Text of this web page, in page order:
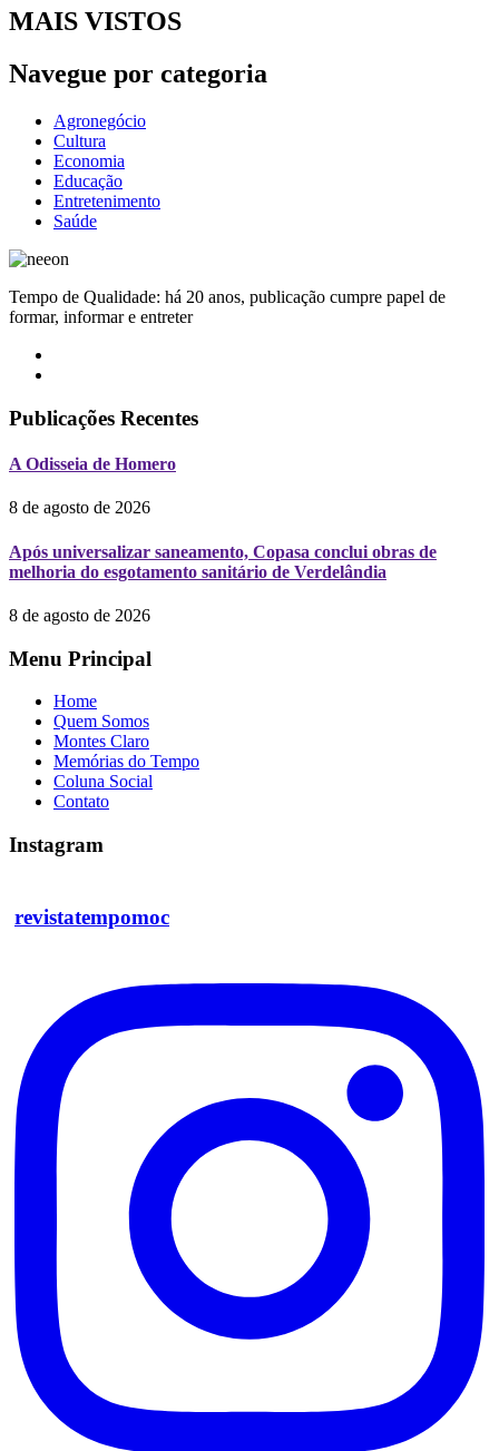
MAIS VISTOS
Navegue por categoria
Agronegócio
Cultura
Economia
Educação
Entretenimento
Saúde
Tempo de Qualidade: há 20 anos, publicação cumpre papel de
formar, informar e entreter
Publicações Recentes
A Odisseia de Homero
8 de agosto de 2026
Após universalizar saneamento, Copasa conclui obras de
melhoria do esgotamento sanitário de Verdelândia
8 de agosto de 2026
Menu Principal
Home
Quem Somos
Montes Claro
Memórias do Tempo
Coluna Social
Contato
Instagram
revistatempomoc